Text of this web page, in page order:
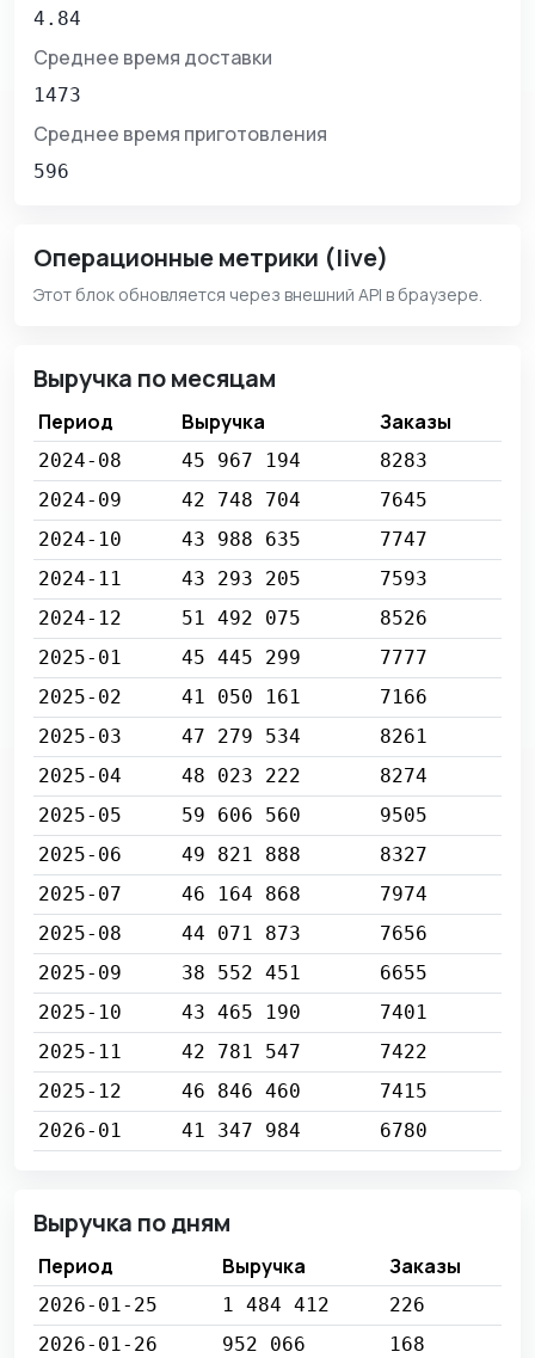
4.84
Среднее время доставки
1473
Среднее время приготовления
596
Операционные метрики (live)
Этот блок обновляется через внешний API в браузере.
Выручка по месяцам
Период Выручка Заказы
2024-08 45 967 194
8283
2024-09
42 748 704
7645
2024-10
43 988 635
7747
2024-11
43 293 205
7593
2024-12
51 492 075
8526
2025-01
45 445 299
7777
2025-02
41 050 161
7166
2025-03
47 279 534
8261
2025-04
48 023 222
8274
2025-05
59 606 560
9505
2025-06
49 821 888
8327
2025-07
46 164 868
7974
2025-08
44 071 873
7656
2025-09
38 552 451
6655
2025-10
43 465 190
7401
2025-11
42 781 547
7422
2025-12
46 846 460
7415
2026-01
41 347 984 6780
Выручка по дням
Период Выручка Заказы
2026-01-25 1 484 412
226
2026-01-26
952 066
168